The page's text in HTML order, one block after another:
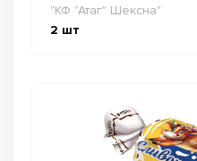
"КФ "Атаг" Шексна"
2 шт